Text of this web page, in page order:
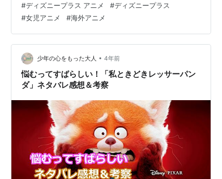
主人公のナンシークランシーは6歳の女の子。 多分フラ
ンス郊外に住んでると思われる。 なに、この髪？ この子
常にこの髪型なんだけど、どういうセットでこうなって
るの？ たまに他の髪にするんだけど、絶対にこっちのほ
うが良くない？ この意味わからない髪型のせいでイラつ
き度が増してる気がする。 なん…
#ディズニープラス アニメ #ディズニープラス
#女児アニメ #海外アニメ
少年の心をもった大人 • 4年前
悩むってすばらしい！「私ときどきレッサーパン
ダ」ネタバレ感想＆考察